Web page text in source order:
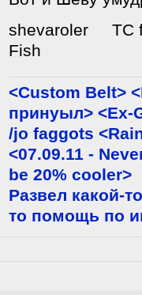
shevaroler TC
Fish
<Custom Belt>
принуыл> <Ex-
/jo faggots
<07.09.11 -
be 20% cooler>
Развел какой-
то помощь по